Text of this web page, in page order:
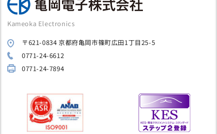
Kameoka Electronics
〒621-0834 京都府亀岡市篠町広田1丁目25-5
0771-24-6612
0771-24-7894